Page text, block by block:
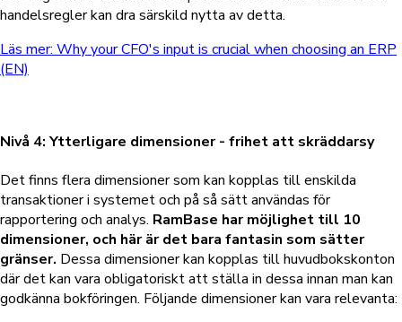
handelsregler kan dra särskild nytta av detta.
Läs mer: Why your CFO's input is crucial when choosing an ERP
(EN)
Nivå 4: Ytterligare dimensioner - frihet att skräddarsy
Det finns flera dimensioner som kan kopplas till enskilda
transaktioner i systemet och på så sätt användas för
rapportering och analys. RamBase har möjlighet till 10
dimensioner, och här är det bara fantasin som sätter
gränser. Dessa dimensioner kan kopplas till huvudbokskonton
där det kan vara obligatoriskt att ställa in dessa innan man kan
godkänna bokföringen. Följande dimensioner kan vara relevanta: